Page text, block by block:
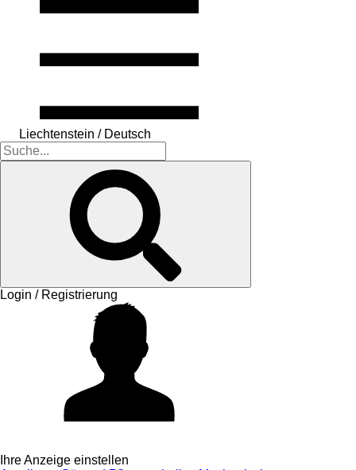
Liechtenstein / Deutsch
Login / Registrierung
Ihre Anzeige einstellen